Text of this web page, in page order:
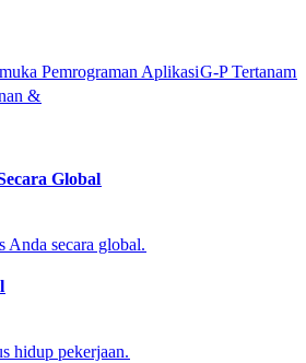
Pemrograman Aplikasi​​G-P Tertanam​​
&​​
Global​​
Anda secara global.​​
hidup pekerjaan.​​